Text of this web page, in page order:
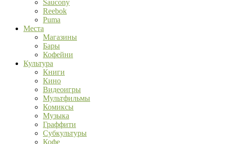
Saucony
Reebok
Puma
Места
Магазины
Бары
Кофейни
Культура
Книги
Кино
Видеоигры
Мультфильмы
Комиксы
Музыка
Граффити
Субкультуры
Кофе